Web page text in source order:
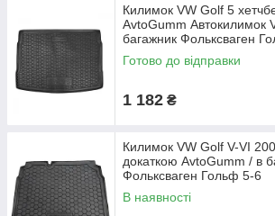
підходящий варіант залежно від ваших
експлуатації. Ми пропонуємо:
Cargumm з євробортом
салону, легкість у догляді та висока
Avto gumm з бортиком 2,5 см
—
від бруду та вологи для салону та
— коврики з євробортом з
довговічності та 3D коврики з високим
для максимальної захисту і
Кожен виріб виготовляється в Україні, що
Килимок VW Golf 5
AvtoGumm Автокилимок
багажник Фольксваген
Готово до відправки
1 182 ₴
Килимок VW Golf V-VI
докаткою AvtoGumm / в
Фольксваген Гольф 5-6
В наявності